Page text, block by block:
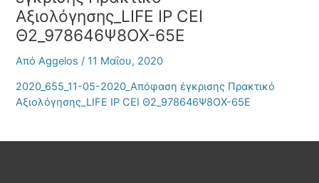
Αξιολόγησης_LIFE IP CEI
Θ2_978646Ψ8ΟΧ-65Ε
ΑπόAggelos/11 Μαΐου, 2020
2020_655_11-05-2020_Απόφαση έγκρισης Πρακτικό
Αξιολόγησης_LIFE IP CEI Θ2_978646Ψ8ΟΧ-65Ε